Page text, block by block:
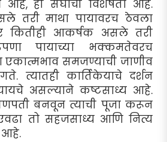
आहे, ही संघाची विशेषता आहे.
तरी माथा पायावरच ठेवला
कितीही आकर्षक असले तरी
पायाच्या भक्कमतेवरच
समजण्याची जाणीव
त्यातही कार्तिकेयाचे दर्शन
असल्याने कष्टसाध्य आहे.
बनवून त्याची पूजा करून
तो सहजसाध्य आणि नित्य
आहे.